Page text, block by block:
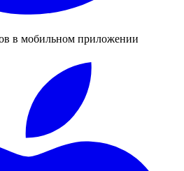
в мобильном приложении